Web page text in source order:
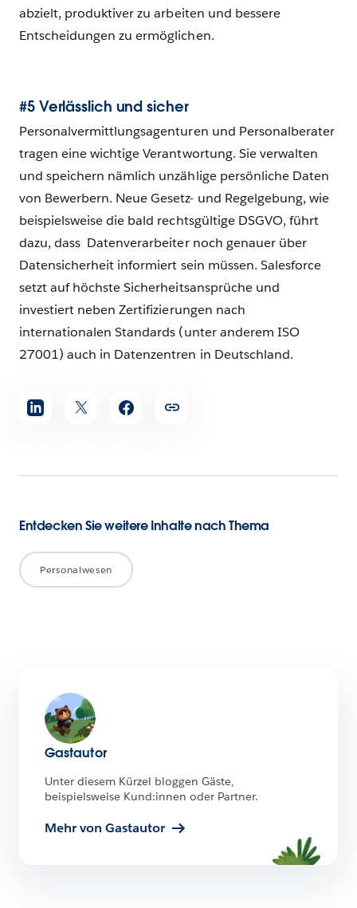
abzielt, produktiver zu arbeiten und bessere
Entscheidungen zu ermöglichen.
#5 Verlässlich und sicher
Personalvermittlungsagenturen und Personalberater
tragen eine wichtige Verantwortung. Sie verwalten
und speichern nämlich unzählige persönliche Daten
von Bewerbern. Neue Gesetz- und Regelgebung, wie
beispielsweise die bald rechtsgültige DSGVO, führt
dazu, dass Datenverarbeiter noch genauer über
Datensicherheit informiert sein müssen. Salesforce
setzt auf höchste Sicherheitsansprüche und
investiert neben Zertifizierungen nach
internationalen Standards (unter anderem ISO
27001) auch in Datenzentren in Deutschland.
Artikel
teilen
Entdecken Sie weitere Inhalte nach Thema
Personalwesen
Gastautor
Unter diesem Kürzel bloggen Gäste,
beispielsweise Kund:innen oder Partner.
Mehr von Gastautor